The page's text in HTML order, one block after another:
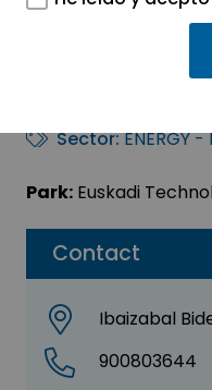
Contact
Ibaizabal
900803644
AL AIR
Sector:ENERGY -
Park: Euskadi